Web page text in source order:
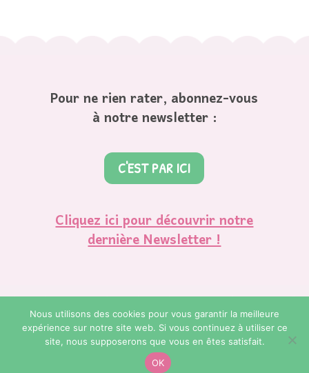
Pour ne rien rater, abonnez-vous
à notre newsletter :
C'EST PAR ICI
Cliquez ici pour découvrir notre
dernière Newsletter !
© Copyright 2023. Regard de Bébé Plume. Réalisation et
Charlotte Da Mota | La Petite Planète
Nous utilisons des cookies pour vous garantir la meilleure
expérience sur notre site web. Si vous continuez à utiliser ce
site, nous supposerons que vous en êtes satisfait.
OK